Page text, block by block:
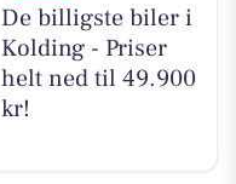
De billigste biler i
Kolding - Priser
helt ned til 49.900
kr!